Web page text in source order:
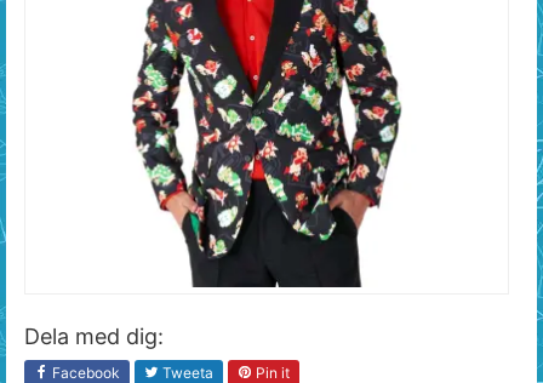
Dela med dig:
Facebook Tweeta Pin it